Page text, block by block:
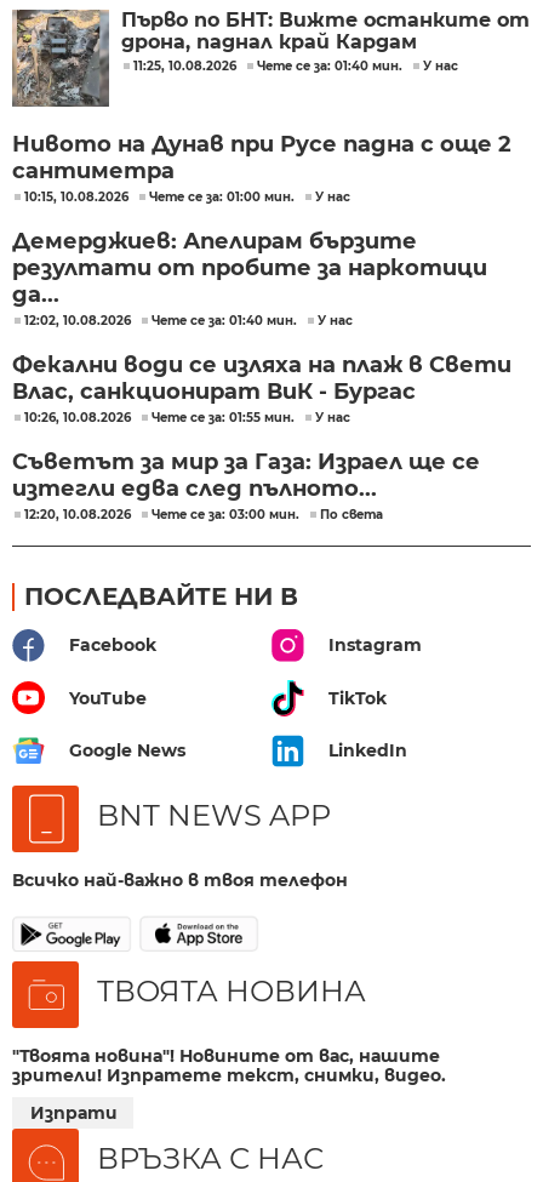
Първо по БНТ: Вижте останките от
дрона, паднал край Кардам
11:25, 10.08.2026 Чете се за: 01:40 мин. У нас
Нивото на Дунав при Русе падна с още 2
сантиметра
10:15, 10.08.2026 Чете се за: 01:00 мин. У нас
Демерджиев: Апелирам бързите
резултати от пробите за наркотици
да...
12:02, 10.08.2026 Чете се за: 01:40 мин. У нас
Фекални води се изляха на плаж в Свети
Влас, санкционират ВиК - Бургас
10:26, 10.08.2026 Чете се за: 01:55 мин. У нас
Съветът за мир за Газа: Израел ще се
изтегли едва след пълното...
12:20, 10.08.2026 Чете се за: 03:00 мин. По света
ПОСЛЕДВАЙТЕ НИ В
Facebook Instagram
YouTube TikTok
Google News LinkedIn
BNT NEWS APP
Всичко най-важно в твоя телефон
ТВОЯТА НОВИНА
"Твоята новина"! Новините от вас, нашите
зрители! Изпратете текст, снимки, видео.
Изпрати
ВРЪЗКА С НАС